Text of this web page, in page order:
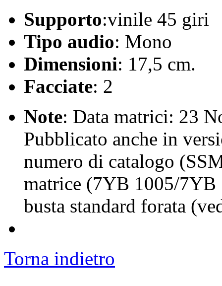
Supporto:vinile 45 giri
Tipo audio: Mono
Dimensioni: 17,5 cm.
Facciate: 2
Note: Data matrici: 23
Pubblicato anche in
numero di catalogo
matrice (7YB 1005/7YB
busta standard forata
Torna indietro